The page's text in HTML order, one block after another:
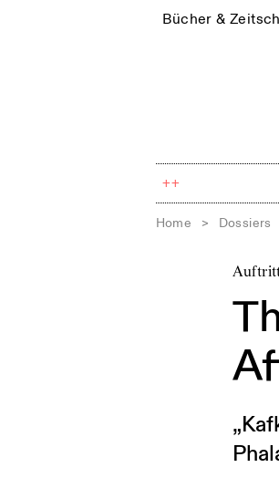
Bücher &
++
Home > Dossiers